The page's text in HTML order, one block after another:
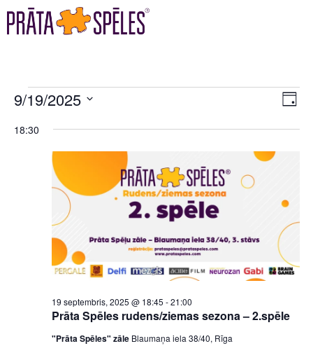
DAY
9/19/2025
date.
18:30
Prāta Spēles rudens/ziemas sezona – 2.spēle
19 septembris, 2025 @ 18:45 -21:00
"Prāta Spēles" zāle Blaumaņa iela 38/40, Rīga